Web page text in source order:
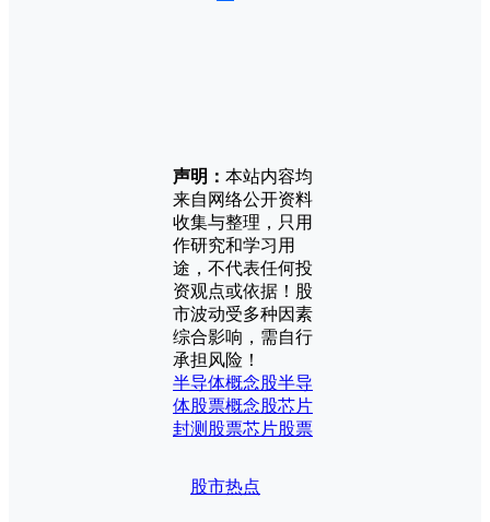
声明： 本站内容均
来自网络公开资料
收集与整理，只用
作研究和学习用
途，不代表任何投
资观点或依据！股
市波动受多种因素
综合影响，需自行
承担风险！
半导体概念股半导
体股票概念股芯片
封测股票芯片股票
股市热点